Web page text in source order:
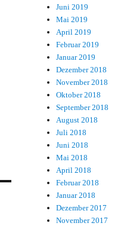
Juni 2019
Mai 2019
April 2019
Februar 2019
Januar 2019
Dezember 2018
November 2018
Oktober 2018
September 2018
August 2018
Juli 2018
Juni 2018
Mai 2018
April 2018
Februar 2018
Januar 2018
Dezember 2017
November 2017